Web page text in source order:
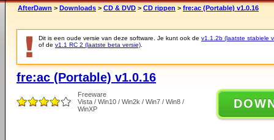
AfterDawn > Downloads > CD & DVD > CD rippen > fre:ac (Portable) v1.0.16
Dit is een oude versie van deze software. Je kunt ook de v1.1.2b (laatste stabiele
of de v1.1 RC 2 (laatste beta versie)
fre:ac (Portable) v1.0.16
Freeware
Vista / Win10 / Win2k / Win7 / Win8 /
WinXP